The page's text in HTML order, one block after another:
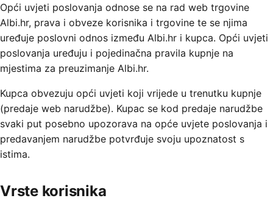
Opći uvjeti poslovanja odnose se na rad web trgovine
Albi.hr, prava i obveze korisnika i trgovine te se njima
uređuje poslovni odnos između Albi.hr i kupca. Opći uvjeti
poslovanja uređuju i pojedinačna pravila kupnje na
mjestima za preuzimanje Albi.hr.
Kupca obvezuju opći uvjeti koji vrijede u trenutku kupnje
(predaje web narudžbe). Kupac se kod predaje narudžbe
svaki put posebno upozorava na opće uvjete poslovanja i
predavanjem narudžbe potvrđuje svoju upoznatost s
istima.
Vrste korisnika